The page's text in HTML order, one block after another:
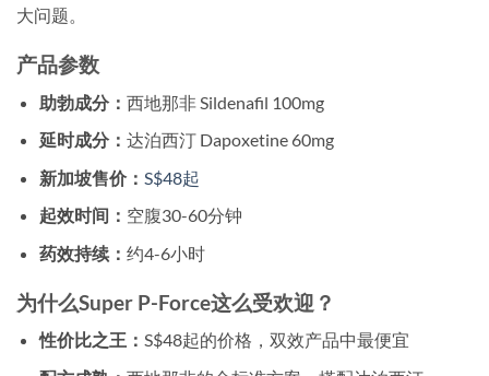
大问题。
产品参数
助勃成分： 西地那非 Sildenafil 100mg
延时成分： 达泊西汀 Dapoxetine 60mg
新加坡售价： S$48起
起效时间： 空腹30-60分钟
药效持续： 约4-6小时
为什么Super P-Force这么受欢迎？
性价比之王： S$48起的价格，双效产品中最便宜